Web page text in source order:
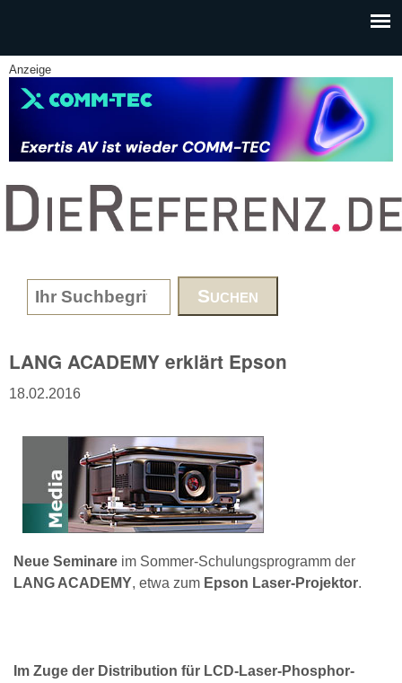
Anzeige
www.DieReferenz.de
Search form
LANG ACADEMY erklärt Epson
18.02.2016
Neue Seminare im Sommer-Schulungsprogramm der
LANG ACADEMY, etwa zum Epson Laser-Projektor.
Im Zuge der Distribution für LCD-Laser-Phosphor-